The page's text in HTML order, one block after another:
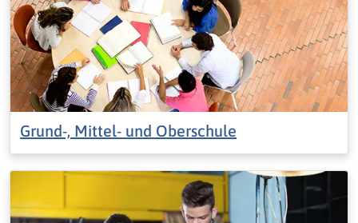
Grund-, Mittel- und Oberschule